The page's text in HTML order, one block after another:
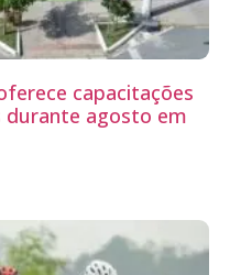
capacitações
agosto em